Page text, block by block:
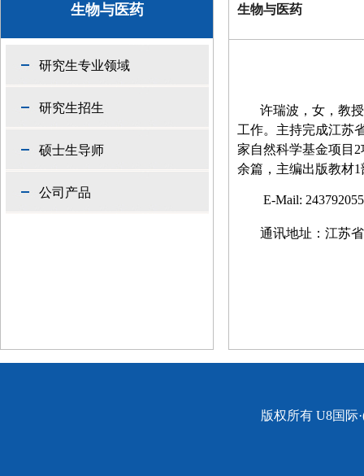
生物与医药
研究生专业领域
研究生招生
硕士生导师
公司产品
生物与医药
许瑞波 ，女，教
工作。主持完成江苏
家自然科学基金项目 2
余篇，主编出版教材1
E-Mail:
通讯地址：江苏
版权所有 U8国际